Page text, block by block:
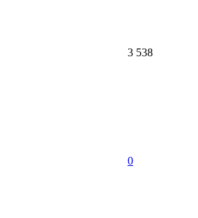
3 538
0